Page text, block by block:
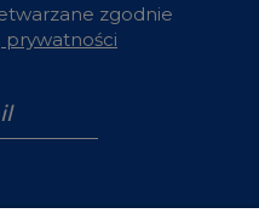
zgodnie
prywatności